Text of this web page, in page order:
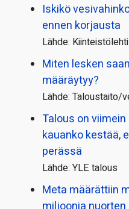
Iskikö
ennen korjausta
Lähde: Kiinteistölehti
Miten lesken
määräytyy?
Lähde: Taloustaito/
Talous on
kauanko kestää,
perässä
Lähde: YLE talous
Meta määrättiin